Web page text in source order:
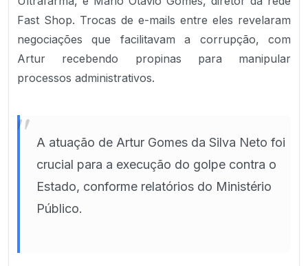
Fast Shop. Trocas de e-mails entre eles revelaram
negociações que facilitavam a corrupção, com
Artur recebendo propinas para manipular
processos administrativos.
" A atuação de Artur Gomes da Silva Neto foi
crucial para a execução do golpe contra o
Estado, conforme relatórios do Ministério
Público.